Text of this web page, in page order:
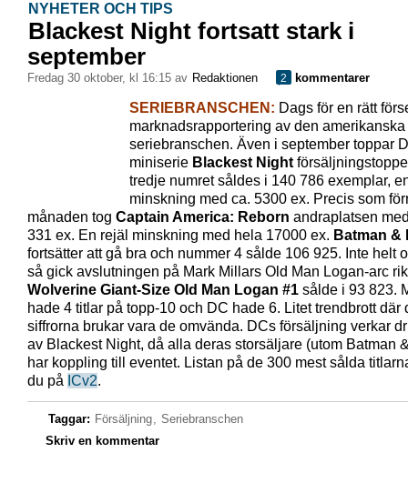
NYHETER OCH TIPS
Blackest Night fortsatt stark i
september
fredag 30 oktober, kl 16:15 av Redaktionen 2 kommentarer
SERIEBRANSCHEN: Dags för en rätt
marknadsrapportering av den amerikanska
seriebranschen. Även i september toppar
miniserie Blackest Night
tredje numret såldes i 140 786 exemplar,
minskning med ca. 5300 ex. Precis som
månaden tog Captain America: Reborn andraplatsen
331 ex. En rejäl minskning med hela 17000 ex. Batman &
fortsätter att gå bra och nummer 4 sålde 106 925. Inte helt
så gick avslutningen på Mark Millars Old Man Logan-arc
Wolverine Giant-Size Old Man Logan #1 sålde i 93 823.
hade 4 titlar på topp-10 och DC hade 6. Litet trendbrott där
siffrorna brukar vara de omvända. DCs försäljning verkar
av Blackest Night, då alla deras storsäljare (utom Batman
har koppling till eventet. Listan på de 300 mest sålda
du på ICv2.
Taggar: Försäljning, Seriebranschen
Skriv en kommentar